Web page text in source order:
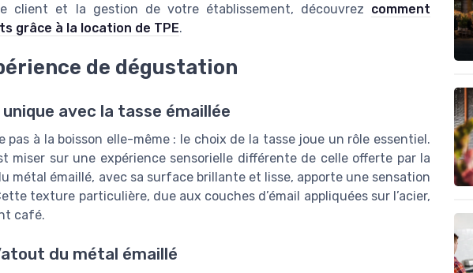
client et la gestion de votre établissement, découvrez comment
grâce à la location de TPE.
de dégustation
avec la tasse émaillée
à la boisson elle-même : le choix de la tasse joue un rôle essentiel.
miser sur une expérience sensorielle différente de celle offerte par la
métal émaillé, avec sa surface brillante et lisse, apporte une sensation
texture particulière, due aux couches d’émail appliquées sur l’acier,
café.
du métal émaillé